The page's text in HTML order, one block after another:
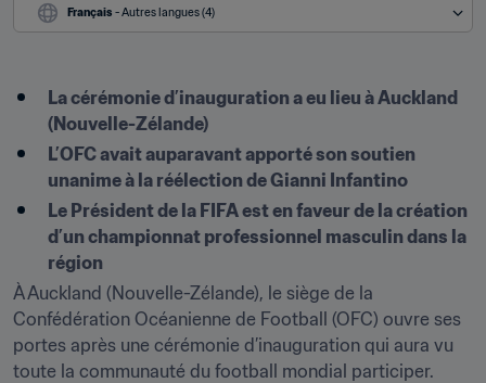
Français - Autres langues (4)
La cérémonie d’inauguration a eu lieu à Auckland
(Nouvelle-Zélande)
L’OFC avait auparavant apporté son soutien
unanime à la réélection de Gianni Infantino
Le Président de la FIFA est en faveur de la création
d’un championnat professionnel masculin dans la
région
À Auckland (Nouvelle-Zélande), le siège de la
Confédération Océanienne de Football (OFC) ouvre ses
portes après une cérémonie d’inauguration qui aura vu
toute la communauté du football mondial participer.